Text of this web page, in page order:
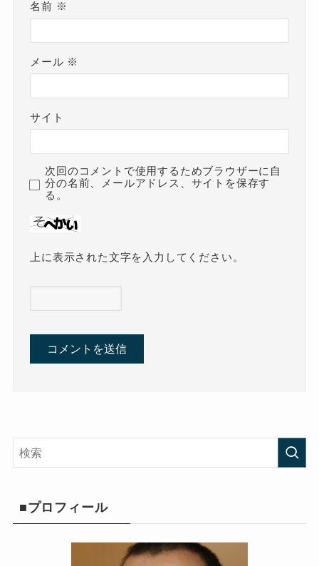
名前 ※
メール ※
サイト
次回のコメントで使用するためブラウザーに自
分の名前、メールアドレス、サイトを保存す
る。
上に表示された文字を入力してください。
■プロフィール